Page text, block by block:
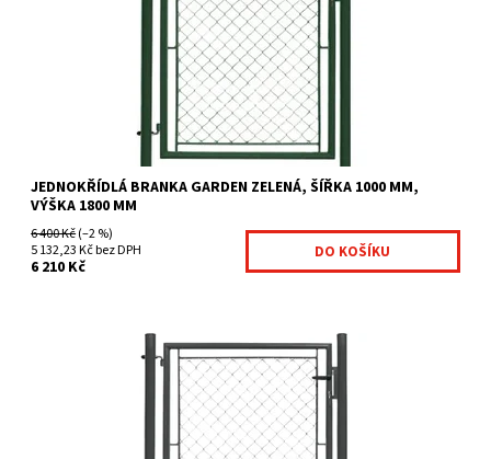
Na centrálním skladě
GAR5-280
Fence consulting
JEDNOKŘÍDLÁ BRANKA GARDEN ZELENÁ, ŠÍŘKA 1000 MM,
VÝŠKA 1800 MM
6 400 Kč(–2 %)
5 132,23 Kč bez DPH
6 210 Kč
Branky Garden jsou určeny zejména jako efektivní a ekonomicky
výhodné řešení vchodů na Váš pozemek. Jsou vhodnou...
Na centrálním skladě
GAR14-401
Fence consulting